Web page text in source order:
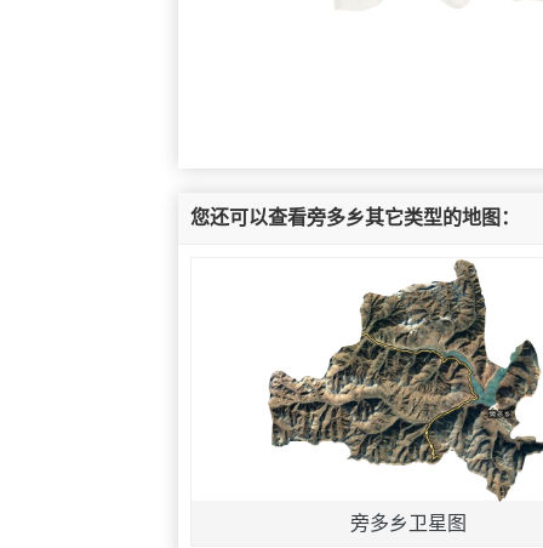
您还可以查看旁多乡其它类型的地图：
旁多乡卫星图